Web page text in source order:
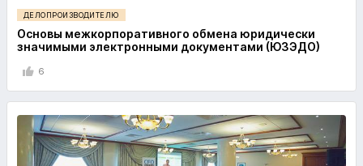
ДЕЛОПРОИЗВОДИТЕЛЮ
Основы межкорпоративного обмена юридически
значимыми электронными документами (ЮЗЭДО)
6